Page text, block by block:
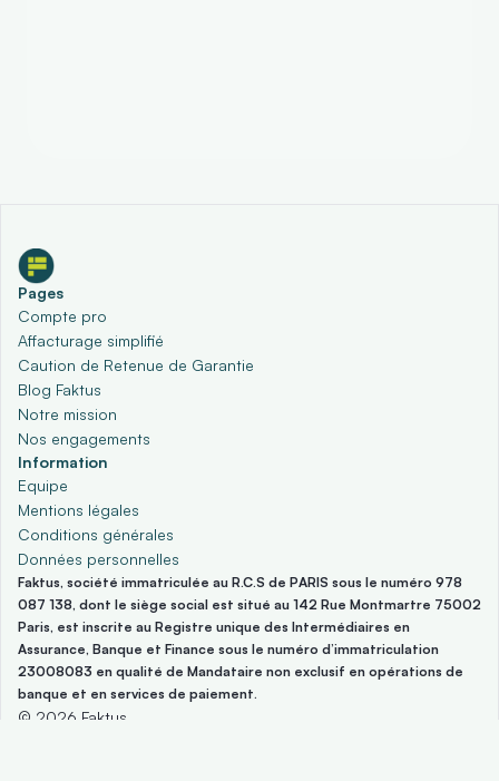
Pages
Compte pro
Affacturage simplifié
Caution de Retenue de Garantie
Blog Faktus
Notre mission
Nos engagements
Information
Equipe
Mentions légales
Conditions générales
Données personnelles
Faktus, société immatriculée au R.C.S de PARIS sous le numéro 978
087 138, dont le siège social est situé au 142 Rue Montmartre 75002
Paris, est inscrite au Registre unique des Intermédiaires en
Assurance, Banque et Finance sous le numéro d’immatriculation
23008083 en qualité de Mandataire non exclusif en opérations de
banque et en services de paiement.
© 2026 Faktus